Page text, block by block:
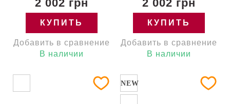
2 002 грн
КУПИТЬ
Добавить в сравнение
В наличии
2 002 грн
КУПИТЬ
Добавить в сравнение
В наличии
NEW